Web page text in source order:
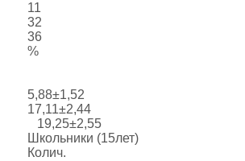
11
32
36
%
5,88±1,52
17,11±2,44
19,25±2,55
Школьники (15лет)
Колич.